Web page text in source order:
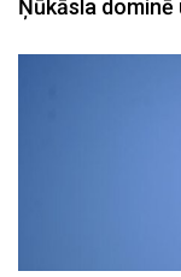
Ņūkāsla dominē